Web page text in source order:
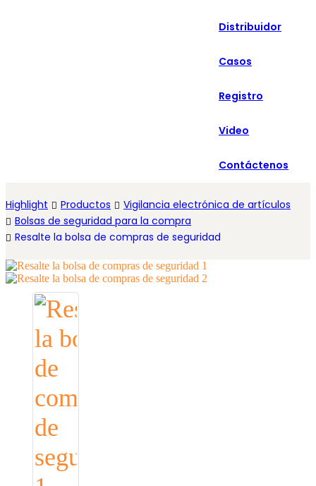
Español
Distribuidor
Casos
Registro
Video
Contáctenos
Highlight Productos
Vigilancia electrónica de artículos
Bolsas de seguridad para la compra
Resalte la bolsa de compras de seguridad